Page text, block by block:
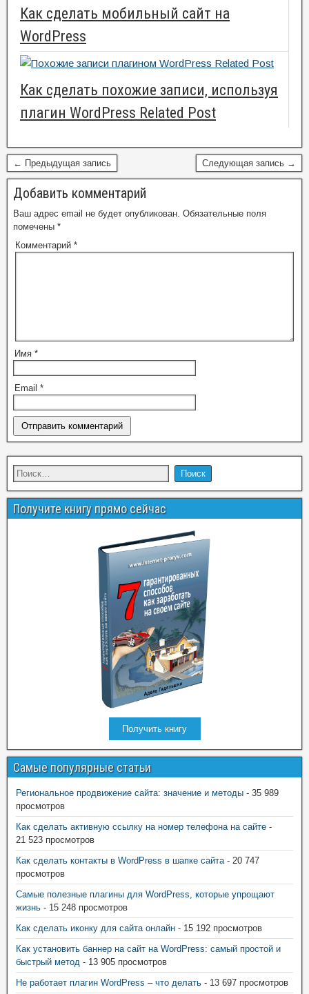
Как сделать мобильный сайт на
WordPress
Как сделать похожие записи, используя
плагин WordPress Related Post
← Предыдущая запись Следующая запись →
Добавить комментарий
Ваш адрес email не будет опубликован. Обязательные поля
помечены *
Комментарий *
Имя *
Email *
Получите книгу прямо сейчас
Получить книгу
Самые популярные статьи
Региональное продвижение сайта: значение и методы - 35 989
просмотров
Как сделать активную ссылку на номер телефона на сайте -
21 523 просмотров
Как сделать контакты в WordPress в шапке сайта- 20 747
просмотров
Самые полезные плагины для WordPress, которые упрощают
жизнь - 15 248 просмотров
Как сделать иконку для сайта онлайн - 15 192 просмотров
Как установить баннер на сайт на WordPress: самый простой и
быстрый метод - 13 905 просмотров
Не работает плагин WordPress – что делать - 13 697 просмотров